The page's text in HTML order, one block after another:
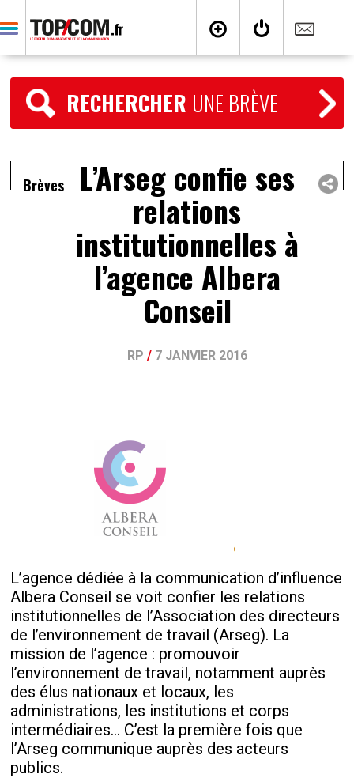
RECHERCHER UNE BRÈVE
Brèves L’Arseg confie ses
relations
institutionnelles à
l’agence Albera
Conseil
RP / 7 JANVIER 2016
L’agence dédiée à la communication d’influence
Albera Conseil se voit confier les relations
institutionnelles de l’Association des directeurs
de l’environnement de travail (Arseg). La
mission de l’agence : promouvoir
l’environnement de travail, notamment auprès
des élus nationaux et locaux, les
administrations, les institutions et corps
intermédiaires... C’est la première fois que
l’Arseg communique auprès des acteurs
publics.